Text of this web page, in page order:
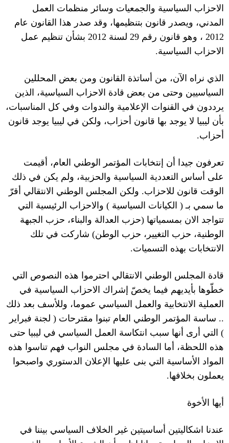
الاحزاب السياسية والجمعيات وسائر منظمات العمل
المدني، ويصدر قانون بتنظيمها، وقد صدر هذا القانون عام
2012 ، وهو قانون رقم 29 لسنة 2012 بشأن تنظيم عمل
الاحزاب السياسية.
الذي نراه الآن، من أساتذة القانون ومن بعض المحللين
السياسيين وحتى من بعض قادة الاحزاب السياسية، الذين
يرددون في القنوات الإعلامية والندوات وفي كل المناسبات،
بأن ليبيا لا يوجد بها قانون أحزاب، ولكن في ليبيا يوجد قانون
أحزاب.
تعرفون جيدا أن إنتخابات المؤتمر الوطني العام، أقيمت
على أساس التعددية السياسية والحزبية، ولم يكن في ذلك
الوقت قانون للاحزاب. ولكن المجلس الوطني الانتقالي أقرّ
ما سمي بـ ( الكيانات السياسية ) والاحزاب الرئيسية التي
تتواجد الان بمسمياتها (حزب العدالة والبناء، حزب الجبهة
الوطنية، حزب التغيير، حزب الوطن) شاركت في تلك
الانتخابات بهذه التسميات.
قادة المجلس الوطني الانتقالي احترموا هذه النصوص التي
خطّوها بأيديهم فيما يخصّ إشراك الاحزاب السياسية في
العملية الانتخابية والعمل السياسي عموما، وللأسف بعد ذلك
.. ساسة المؤتمر الوطني العام تبنوا مقترحات ( لجنة فبراير
) التي أرى أنها سبب انتكاسة العمل السياسي في ليبيا حتى
هذه اللحظة، أما السادة في مجلس النواب فهم تناسوا هذه
المواد الأساسية التي بنى عليها الإعلان الدستوري واصبحوا
يعملون بخلافها.
أيها الأخوة
عندنا اشكاليتين أساسيتين غير الخلاف السياسي بيننا في